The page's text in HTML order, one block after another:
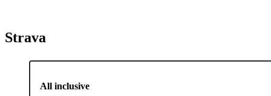
Strava
All inclusive